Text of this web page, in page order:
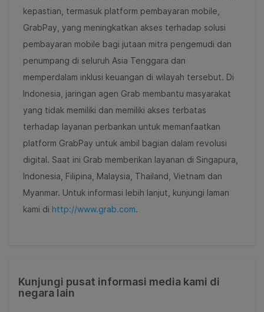
kepastian, termasuk platform pembayaran mobile,
GrabPay, yang meningkatkan akses terhadap solusi
pembayaran mobile bagi jutaan mitra pengemudi dan
penumpang di seluruh Asia Tenggara dan
memperdalam inklusi keuangan di wilayah tersebut. Di
Indonesia, jaringan agen Grab membantu masyarakat
yang tidak memiliki dan memiliki akses terbatas
terhadap layanan perbankan untuk memanfaatkan
platform GrabPay untuk ambil bagian dalam revolusi
digital. Saat ini Grab memberikan layanan di Singapura,
Indonesia, Filipina, Malaysia, Thailand, Vietnam dan
Myanmar. Untuk informasi lebih lanjut, kunjungi laman
kami di http://www.grab.com.
Kunjungi pusat informasi media kami di
negara lain